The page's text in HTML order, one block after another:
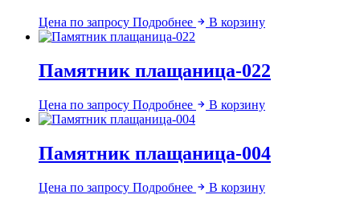
Цена по запросу Подробнее В корзину
Памятник плащаница-022
Цена по запросу Подробнее В корзину
Памятник плащаница-004
Цена по запросу Подробнее В корзину